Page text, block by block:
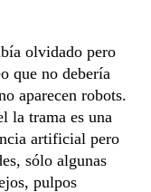
olvidado pero
que no debería
aparecen robots.
la trama es una
artificial pero
sólo algunas
pulpos